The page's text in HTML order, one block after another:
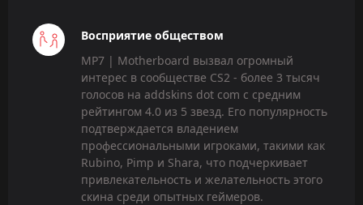
Восприятие обществом
MP7 | Motherboard вызвал огромный
интерес в сообществе CS2 - более 3 тысяч
голосов на addskins dot com с средним
рейтингом 4.0 из 5 звезд. Его популярность
подтверждается владением
профессиональными игроками, такими как
Rubino, Pimp и Shara, что подчеркивает
привлекательность и желательность этого
скина среди опытных геймеров.